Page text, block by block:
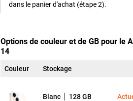
dans le panier d'achat (étape 2).
Options de couleur et de GB pour le
14
Couleur Stockage
Blanc 128 GB